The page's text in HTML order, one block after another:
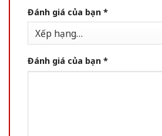
Đánh giá của bạn *
Đánh giá của bạn *